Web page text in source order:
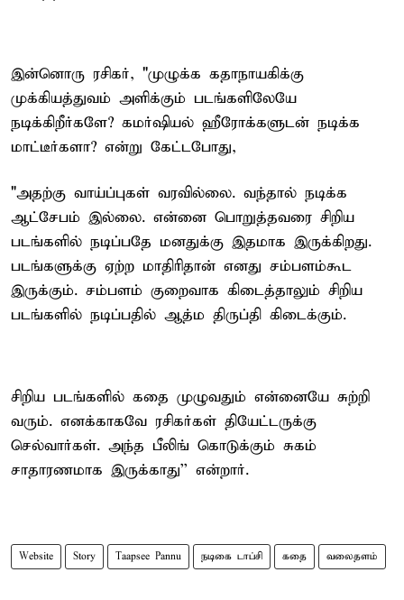
இன்னொரு ரசிகர், "முழுக்க கதாநாயகிக்கு
முக்கியத்துவம் அளிக்கும் படங்களிலேயே
நடிக்கிறீர்களே? கமர்ஷியல் ஹீரோக்களுடன் நடிக்க
மாட்டீர்களா? என்று கேட்டபோது,
"அதற்கு வாய்ப்புகள் வரவில்லை. வந்தால் நடிக்க
ஆட்சேபம் இல்லை. என்னை பொறுத்தவரை சிறிய
படங்களில் நடிப்பதே மனதுக்கு இதமாக இருக்கிறது.
படங்களுக்கு ஏற்ற மாதிரிதான் எனது சம்பளம்கூட
இருக்கும். சம்பளம் குறைவாக கிடைத்தாலும் சிறிய
படங்களில் நடிப்பதில் ஆத்ம திருப்தி கிடைக்கும்.
சிறிய படங்களில் கதை முழுவதும் என்னையே சுற்றி
வரும். எனக்காகவே ரசிகர்கள் தியேட்டருக்கு
செல்வார்கள். அந்த பீலிங் கொடுக்கும் சுகம்
சாதாரணமாக இருக்காது'' என்றார்.
Website Story Taapsee Pannu நடிகை டாப்சி கதை வலைதளம்